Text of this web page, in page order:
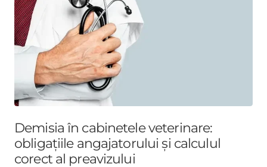
Demisia în cabinetele veterinare:
obligațiile angajatorului și calculul
corect al preavizului